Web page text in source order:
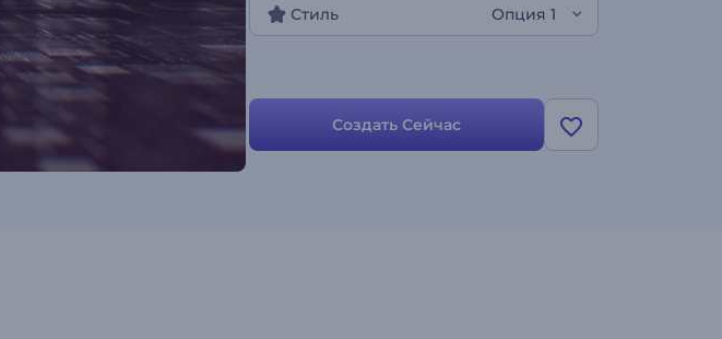
Стиль Опция 1
Создать Сейчас